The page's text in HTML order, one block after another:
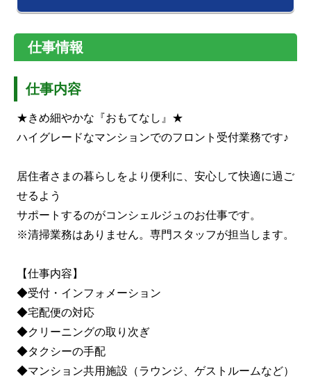
仕事情報
仕事内容
★きめ細やかな『おもてなし』★
ハイグレードなマンションでのフロント受付業務です♪
居住者さまの暮らしをより便利に、安心して快適に過ご
せるよう
サポートするのがコンシェルジュのお仕事です。
※清掃業務はありません。専門スタッフが担当します。
【仕事内容】
◆受付・インフォメーション
◆宅配便の対応
◆クリーニングの取り次ぎ
◆タクシーの手配
◆マンション共用施設（ラウンジ、ゲストルームなど）